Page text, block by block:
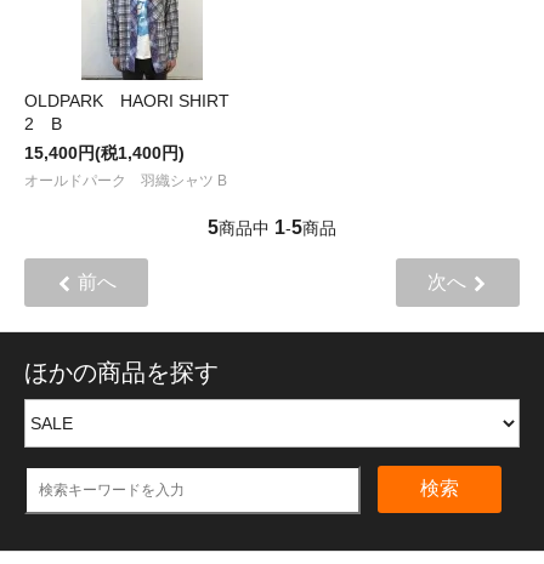
OLDPARK HAORI SHIRT
2 B
15,400円(税1,400円)
オールドパーク 羽織シャツ B
5商品中 1-5商品
前へ 次へ
ほかの商品を探す
検索